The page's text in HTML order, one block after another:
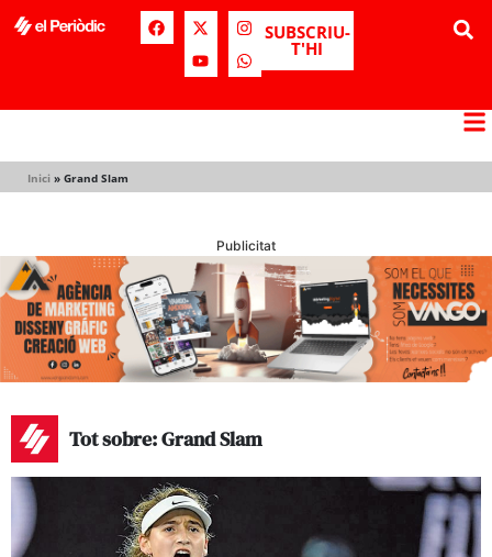
SUBSCRIU-
T'HI
Inici » Grand Slam
Publicitat
Tot sobre: Grand Slam